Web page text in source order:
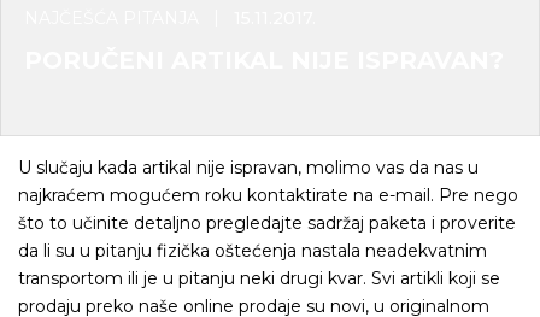
U slučaju kada artikal nije ispravan, molimo vas da nas u
najkraćem mogućem roku kontaktirate na e-mail. Pre nego
što to učinite detaljno pregledajte sadržaj paketa i proverite
da li su u pitanju fizička oštećenja nastala neadekvatnim
transportom ili je u pitanju neki drugi kvar. Svi artikli koji se
prodaju preko naše online prodaje su novi, u originalnom